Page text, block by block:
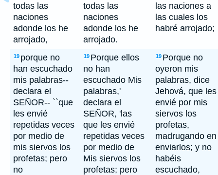
todas las
naciones
adonde los he
arrojado,
todas las
naciones
adonde los he
arrojado.
las naciones a
las cuales los
habré arrojado;
19 porque no
han escuchado
mis palabras--
declara el
SEÑOR-- ``que
les envié
repetidas veces
por medio de
mis siervos los
profetas; pero
no
19 Porque ellos
no han
escuchado Mis
palabras,'
declara el
SEÑOR, 'las
que les envié
repetidas veces
por medio de
Mis siervos los
profetas; pero
19 Porque no
oyeron mis
palabras, dice
Jehová, que les
envié por mis
siervos los
profetas,
madrugando en
enviarlos; y no
habéis
escuchado,